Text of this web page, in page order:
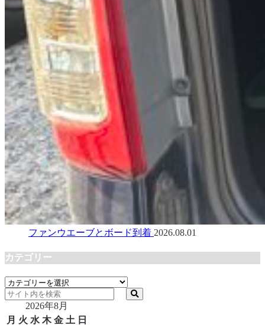
ファンウエーブとボード到着 2026.08.01
カテゴリー
カ
テ
リ
2026年8月
月 火 水 木 金 土 日